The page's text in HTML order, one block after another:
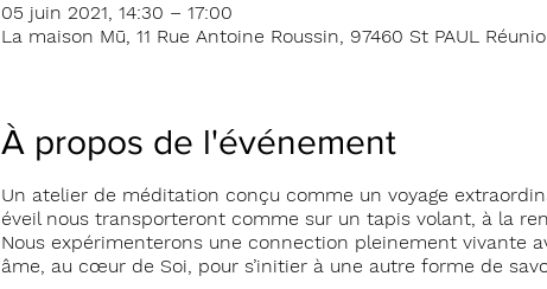
05 juin 2021, 14:30 – 17:00
La maison Mū, 11 Rue Antoine Roussin, 97460 St PAUL
À propos de l'événement
Un atelier de méditation conçu comme un voyage
éveil nous transporteront comme sur un tapis volant, à la
Nous expérimenterons une connection pleinement vivante
âme, au cœur de Soi, pour s’initier à une autre forme de